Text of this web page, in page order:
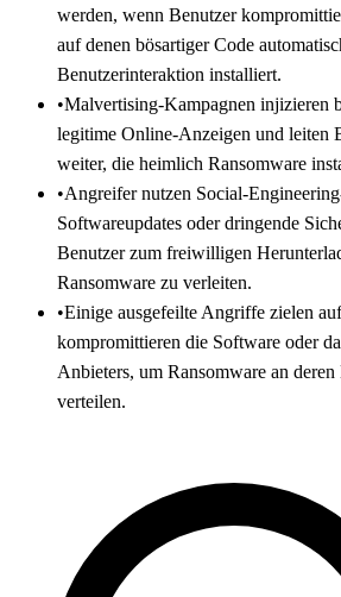
werden, wenn Benutzer
auf denen bösartiger Code
Benutzerinteraktion installiert.
•Malvertising-Kampagnen injizieren
legitime Online-Anzeigen und leiten
weiter, die heimlich Ransomware
•Angreifer nutzen Social-
Softwareupdates oder dringende
Benutzer zum freiwilligen
Ransomware zu verleiten.
•Einige ausgefeilte Angriffe zielen
kompromittieren die Software oder
Anbieters, um Ransomware an
verteilen.